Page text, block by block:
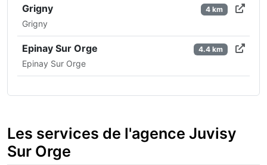
Grigny
Grigny
4 km
Epinay Sur Orge
Epinay Sur Orge
4.4 km
Les services de l'agence Juvisy
Sur Orge